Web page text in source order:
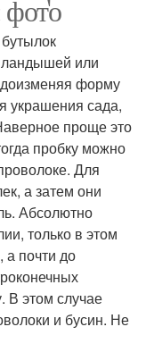
фото
ландышей или
форму
украшения сада,
проще это
пробку можно
Для
а затем они
Абсолютно
только в этом
а почти до
В этом случае
и бусин. Не